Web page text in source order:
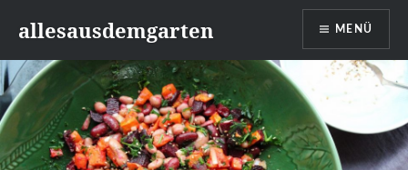
Inhaltallesausdemgarten MENÜ